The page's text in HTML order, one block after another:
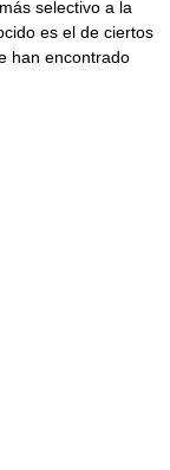
selectivo a la
es el de ciertos
han encontrado